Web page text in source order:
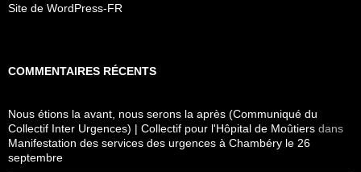
Site de WordPress-FR
COMMENTAIRES RÉCENTS
Nous étions la avant, nous serons la après (Communiqué du
Collectif Inter Urgences) | Collectif pour l'Hôpital de Moûtiers dans
Manifestation des services des urgences à Chambéry le 26
septembre